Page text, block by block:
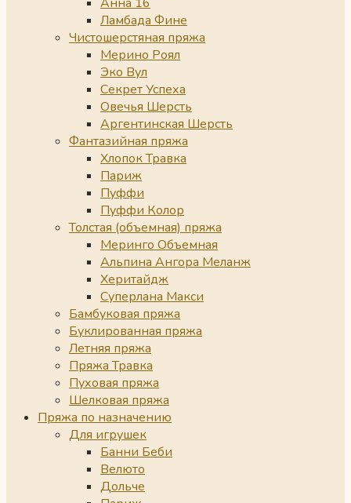
Ламбада Фине
Чистошерстяная пряжа
Мерино Роял
Эко Вул
Секрет Успеха
Овечья Шерсть
Аргентинская Шерсть
Фантазийная пряжа
Хлопок Травка
Париж
Пуффи
Пуффи Колор
Толстая (объемная) пряжа
Меринго Объемная
Альпина Ангора Меланж
Херитайдж
Суперлана Макси
Бамбуковая пряжа
Буклированная пряжа
Летняя пряжа
Пряжа Травка
Пуховая пряжа
Шелковая пряжа
Пряжа по назначению
Для игрушек
Банни Беби
Велюто
Дольче